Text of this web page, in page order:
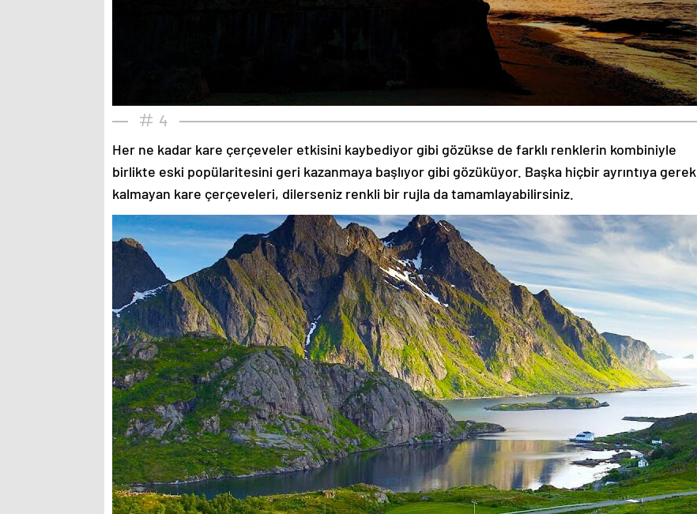
4
Her ne kadar kare çerçeveler etkisini kaybediyor gibi gözükse de farklı renklerin kombiniyle
birlikte eski popülaritesini geri kazanmaya başlıyor gibi gözüküyor. Başka hiçbir ayrıntıya gerek
kalmayan kare çerçeveleri, dilerseniz renkli bir rujla da tamamlayabilirsiniz.